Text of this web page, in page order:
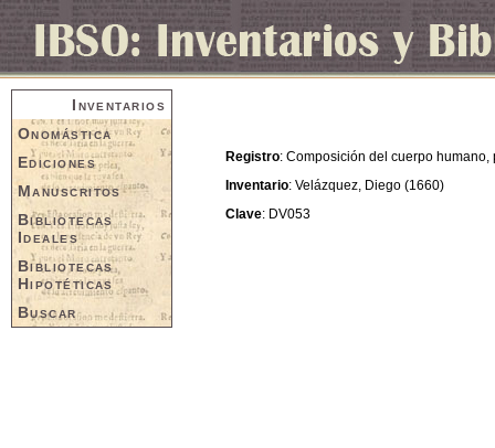
Inventarios
Onomástica
Ediciones
Manuscritos
Bibliotecas
Ideales
Bibliotecas
Hipotéticas
Buscar
Registro: Composición del cuerpo humano,
Inventario: Velázquez, Diego (1660)
Clave: DV053